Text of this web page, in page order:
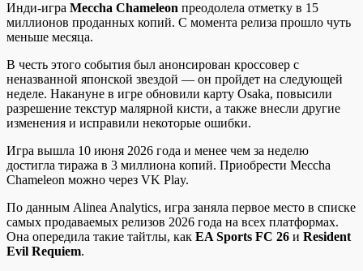
Инди-игра Meccha Chameleon преодолела отметку в 15
миллионов проданных копий. С момента релиза прошло чуть
меньше месяца.
В честь этого события был анонсирован кроссовер с
неназванной японской звездой — он пройдет на следующей
неделе. Накануне в игре обновили карту Osaka, повысили
разрешение текстур малярной кисти, а также внесли другие
изменения и исправили некоторые ошибки.
Игра вышла 10 июня 2026 года и менее чем за неделю
достигла тиража в 3 миллиона копий. Приобрести Meccha
Chameleon можно через VK Play.
По данным Alinea Analytics, игра заняла первое место в списке
самых продаваемых релизов 2026 года на всех платформах.
Она опередила такие тайтлы, как EA Sports FC 26 и Resident
Evil Requiem.